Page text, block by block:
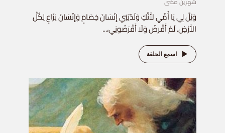
وَيْلٌ لِي يَا أُمِّي لأَنَّكِ وَلَدْتِنِي إِنْسَانَ خِصَامٍ وَإِنْسَانَ نِزَاعٍ لِكُلِّ
الأَرْضِ. لَمْ أَقْرِضْ وَلَا أَقْرَضُونِي،...
اسمع الحلقة